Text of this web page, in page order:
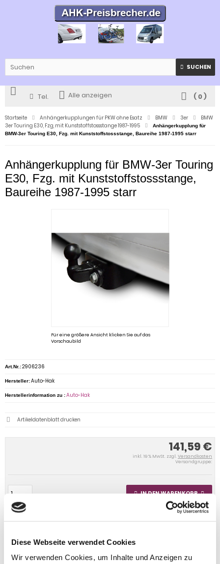
Diese Webseite verwendet Cookies
Wir verwenden Cookies, um Inhalte und Anzeigen zu
SUCHEN
Tel. Alle anzeigen ( 0)
Startseite Anhängerkupplungen für PKW ohne Esatz BMW 3er
BMW
3er Touring E30, Fzg, mit Kunststoffstossstange 1987-1995
Anhängerkupplung für
BMW-3er Touring E30, Fzg. mit Kunststoffstossstange, Baureihe 1987-1995 starr
Anhängerkupplung für BMW-3er Touring
E30, Fzg. mit Kunststoffstossstange,
Baureihe 1987-1995 starr
Für eine größere Ansicht klicken Sie auf das
Vorschaubild
141,59 €
inkl. 19 % MwSt. zzgl. Versandkosten
Versandgruppe:
IN DEN WARENKORB
Art.Nr.:2906236
Hersteller:Auto-Hak
Herstellerinformation zu :Auto-Hak
Artikeldatenblatt drucken